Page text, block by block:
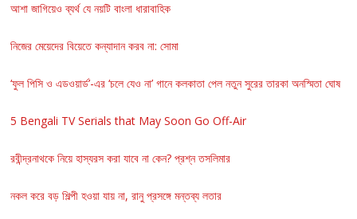
আশা জাগিয়েও ব্যর্থ যে নয়টি বাংলা ধারাবাহিক
নিজের মেয়েদের বিয়েতে কন্যাদান করব না: সোমা
‘ফুল পিসি ও এডওয়ার্ড’-এর ‘চলে যেও না’ গানে কলকাতা পেল নতুন সুরের তারকা অনস্মিতা ঘোষ
5 Bengali TV Serials that May Soon Go Off-Air
রবীন্দ্রনাথকে নিয়ে হাস্যরস করা যাবে না কেন? প্রশ্ন তসলিমার
নকল করে বড় শিল্পী হওয়া যায় না, রানু প্রসঙ্গে মন্তব্য লতার